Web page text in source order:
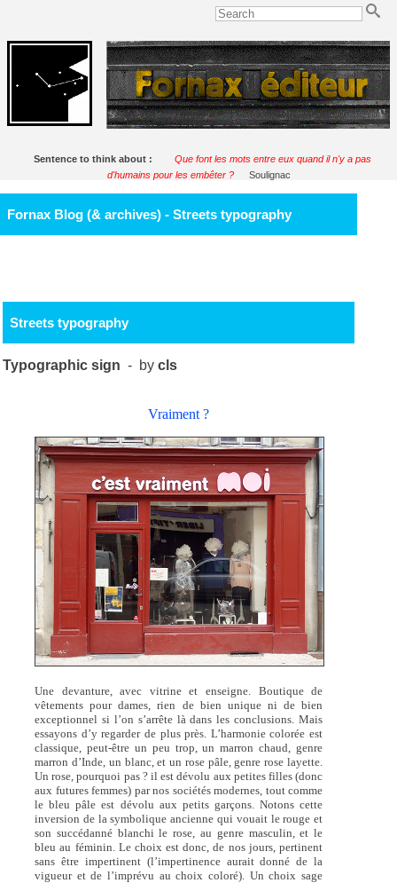
Sentence to think about :
Que font les mots entre eux quand il n'y a pas
d'humains pour les embêter ?
Soulignac
Fornax Blog (& archives) - Streets typography
Streets typography
Typographic sign - bycls
Vraiment ?
Une devanture, avec vitrine et enseigne. Boutique de
vêtements pour dames, rien de bien unique ni de bien
exceptionnel si l’on s’arrête là dans les conclusions. Mais
essayons d’y regarder de plus près. L’harmonie colorée est
classique, peut-être un peu trop, un marron chaud, genre
marron d’Inde, un blanc, et un rose pâle, genre rose layette.
Un rose, pourquoi pas ? il est dévolu aux petites filles (donc
aux futures femmes) par nos sociétés modernes, tout comme
le bleu pâle est dévolu aux petits garçons. Notons cette
inversion de la symbolique ancienne qui vouait le rouge et
son succédanné blanchi le rose, au genre masculin, et le
bleu au féminin. Le choix est donc, de nos jours, pertinent
sans être impertinent (l’impertinence aurait donné de la
vigueur et de l’imprévu au choix coloré). Un choix sage